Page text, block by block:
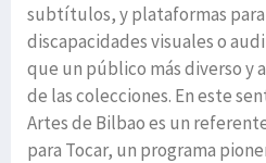
subtítulos, y plataformas para
discapacidades visuales o
que un público más diverso y
de las colecciones. En este
Artes de Bilbao es un
para Tocar, un programa